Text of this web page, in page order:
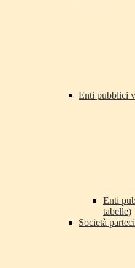
Enti pubblici
Enti
tabelle)
Società